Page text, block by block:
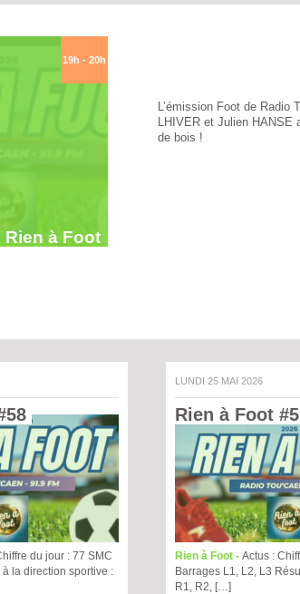
19h - 20h
Rien à Foot
L’émission Foot de Radio
LHIVER et Julien HANSE
de bois !
du jour : 77 SMC
la direction sportive :
LUNDI 25 MAI 2026
Rien à Foot
Rien à Foot - Actus :
Barrages L1, L2, L3
R1, R2, […]